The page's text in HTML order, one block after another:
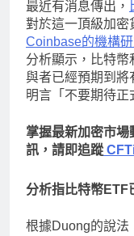
最近有消息傳出，
對於這一頂級加密
Coinbase的機構
分析顯示，比特
與者已經預期到將
明言「不要期待正
掌握最新加密市
訊，請即追蹤
分析指比特幣ETF
根據Duong的說法